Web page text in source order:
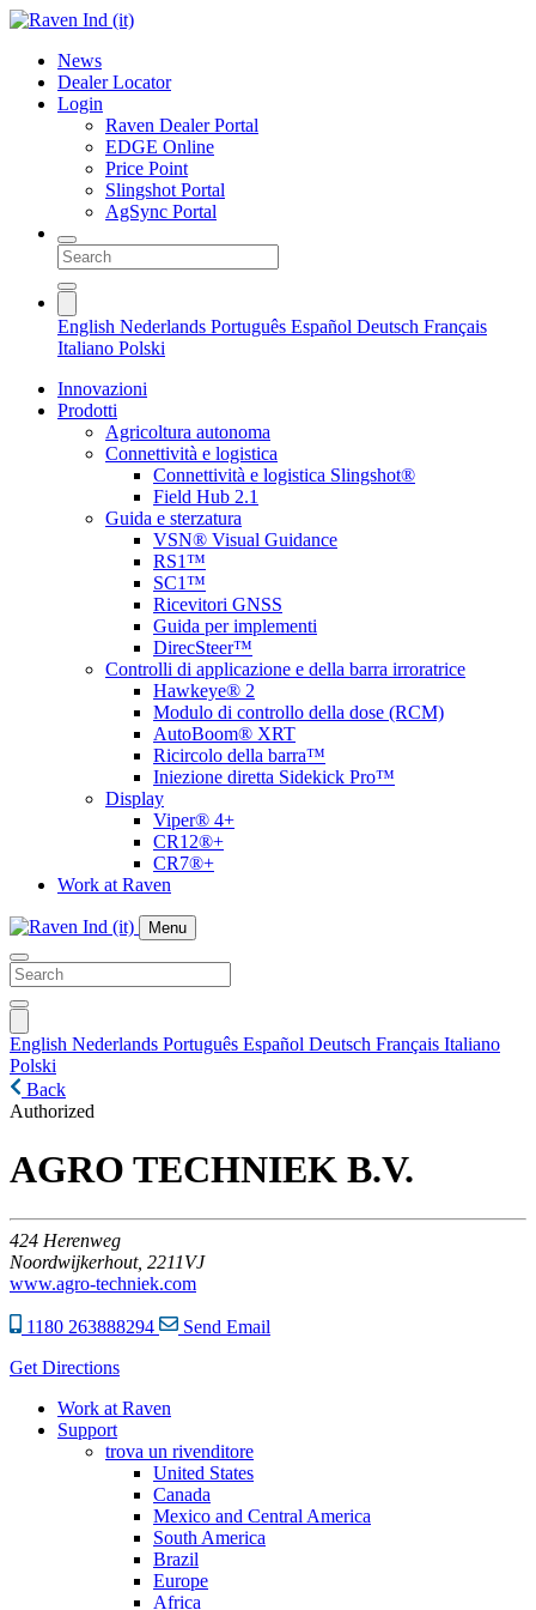
News
Dealer Locator
Login
Raven Dealer Portal
EDGE Online
Price Point
Slingshot Portal
AgSync Portal
English Nederlands Português Español Deutsch Français
Italiano Polski
Innovazioni
Prodotti
Agricoltura autonoma
Connettività e logistica
Connettività e logistica Slingshot®
Field Hub 2.1
Guida e sterzatura
VSN® Visual Guidance
RS1™
SC1™
Ricevitori GNSS
Guida per implementi
DirecSteer™
Controlli di applicazione e della barra irroratrice
Hawkeye® 2
Modulo di controllo della dose (RCM)
AutoBoom® XRT
Ricircolo della barra™
Iniezione diretta Sidekick Pro™
Display
Viper® 4+
CR12®+
CR7®+
Work at Raven
Menu
English Nederlands Português Español Deutsch Français Italiano
Polski
Back
Authorized
AGRO TECHNIEK B.V.
424 Herenweg
Noordwijkerhout, 2211VJ
www.agro-techniek.com
1180 263888294
Send Email
Get Directions
Work at Raven
Support
trova un rivenditore
United States
Canada
Mexico and Central America
South America
Brazil
Europe
Africa